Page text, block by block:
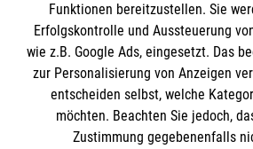
Impressum
Datenschutz
Kontakt
​​​​​​​Barrierefreiheit
Die Malteser
Malteser in Deutschland
Funktionen bereitzustellen. Sie
Erfolgskontrolle und Aussteuerung
wie z.B. Google Ads, eingesetzt. Das
zur Personalisierung von Anzeigen
entscheiden selbst, welche
möchten. Beachten Sie jedoch,
Zustimmung gegebenenfalls